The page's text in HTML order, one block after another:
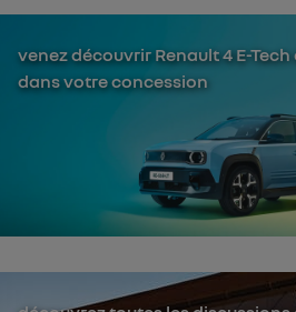
venez découvrir Renault 4 E-
dans votre concession